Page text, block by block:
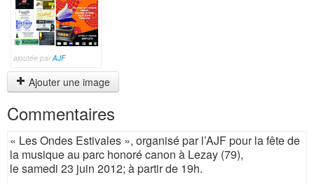
ajoutée parAJF
Ajouter une image
Commentaires
« Les Ondes Estivales », organisé par l’AJF pour la fête de
la musique au parc honoré canon à Lezay (79),
le samedi 23 juin 2012; à partir de 19h.